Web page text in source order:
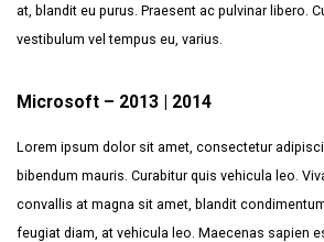
at, blandit eu purus. Praesent ac pulvinar libero.
vestibulum vel tempus eu, varius.
Microsoft – 2013 | 2014
Lorem ipsum dolor sit amet, consectetur
bibendum mauris. Curabitur quis vehicula leo.
convallis at magna sit amet, blandit
feugiat diam, at vehicula leo. Maecenas sapien